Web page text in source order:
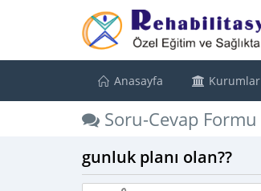
Anasayfa Kurumlar
Soru-Cevap Formu
gunluk planı olan??